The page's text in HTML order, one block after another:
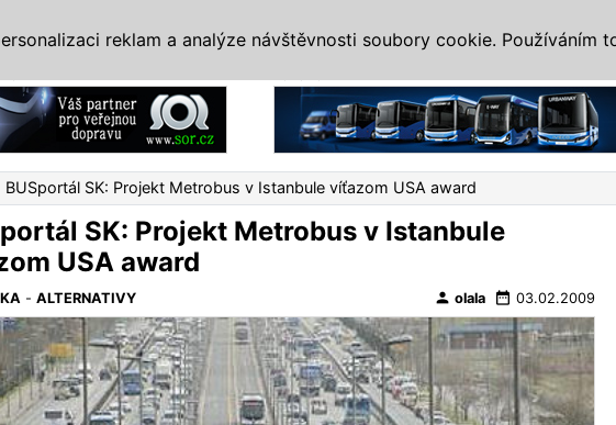
BUSportál SK: Projekt Metrobus v Istanbule víťazom USA award
SK: Projekt Metrobus v Istanbule
USA award
-ALTERNATIVY person olala date_range 03.02.2009
reklam a analýze návštěvnosti soubory cookie. Používáním